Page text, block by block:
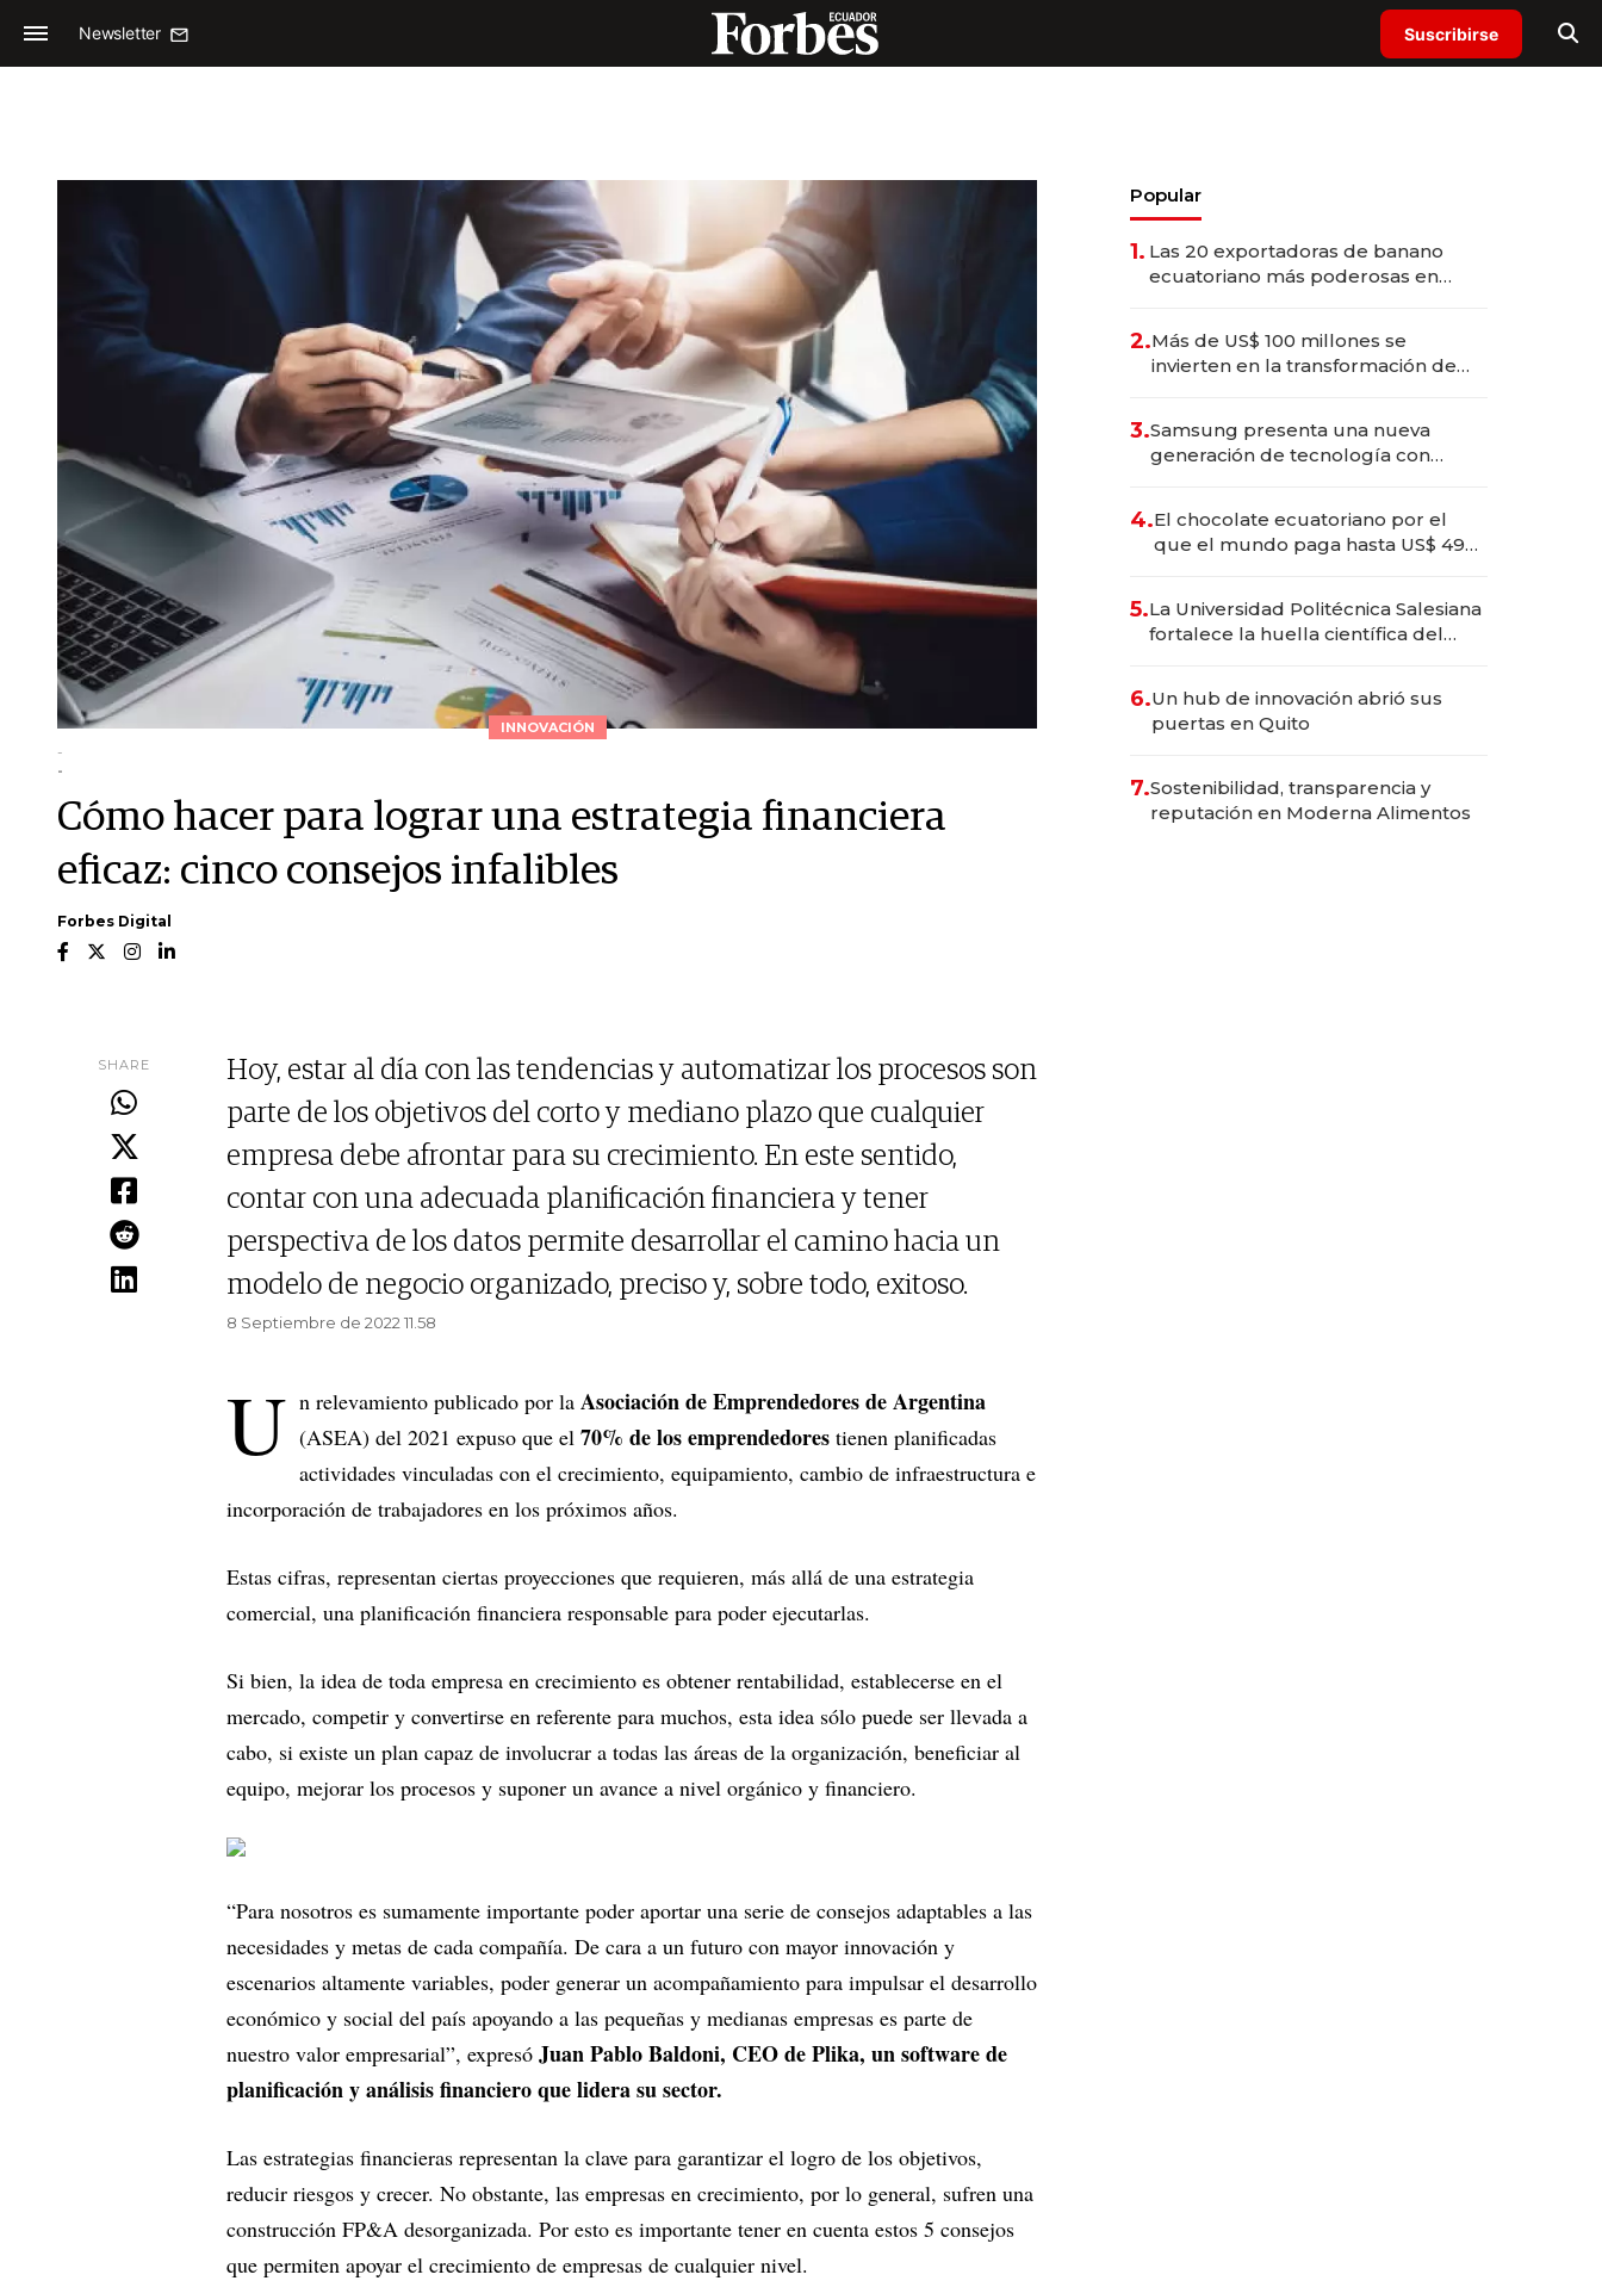
Newsletter Suscribirse
INNOVACIÓN
-
-
Cómo hacer para lograr una estrategia financiera
eficaz: cinco consejos infalibles
Forbes Digital
SHARE
Hoy, estar al día con las tendencias y automatizar los procesos son
parte de los objetivos del corto y mediano plazo que cualquier
empresa debe afrontar para su crecimiento. En este sentido,
contar con una adecuada planificación financiera y tener
perspectiva de los datos permite desarrollar el camino hacia un
modelo de negocio organizado, preciso y, sobre todo, exitoso.
8 Septiembre de 2022 11.58
U n relevamiento publicado por la Asociación de Emprendedores de Argentina
(ASEA) del 2021 expuso que el 70% de los emprendedores tienen planificadas
actividades vinculadas con el crecimiento, equipamiento, cambio de infraestructura e
incorporación de trabajadores en los próximos años.
Estas cifras, representan ciertas proyecciones que requieren, más allá de una estrategia
comercial, una planificación financiera responsable para poder ejecutarlas.
Si bien, la idea de toda empresa en crecimiento es obtener rentabilidad, establecerse en el
mercado, competir y convertirse en referente para muchos, esta idea sólo puede ser llevada a
cabo, si existe un plan capaz de involucrar a todas las áreas de la organización, beneficiar al
equipo, mejorar los procesos y suponer un avance a nivel orgánico y financiero.
“Para nosotros es sumamente importante poder aportar una serie de consejos adaptables a las
necesidades y metas de cada compañía. De cara a un futuro con mayor innovación y
escenarios altamente variables, poder generar un acompañamiento para impulsar el desarrollo
económico y social del país apoyando a las pequeñas y medianas empresas es parte de
nuestro valor empresarial”, expresó Juan Pablo Baldoni, CEO de Plika, un software de
planificación y análisis financiero que lidera su sector.
Las estrategias financieras representan la clave para garantizar el logro de los objetivos,
reducir riesgos y crecer. No obstante, las empresas en crecimiento, por lo general, sufren una
construcción FP&A desorganizada. Por esto es importante tener en cuenta estos 5 consejos
que permiten apoyar el crecimiento de empresas de cualquier nivel.
Popular
1. Las 20 exportadoras de banano
ecuatoriano más poderosas en
2.Más de US$ 100 millones se
invierten en la transformación de
3.Samsung presenta una nueva
generación de tecnología con
4.El chocolate ecuatoriano por el
que el mundo paga hasta US$ 490
5.La Universidad Politécnica Salesiana
fortalece la huella científica del
6.Un hub de innovación abrió sus
puertas en Quito
7.Sostenibilidad, transparencia y
reputación en Moderna Alimentos